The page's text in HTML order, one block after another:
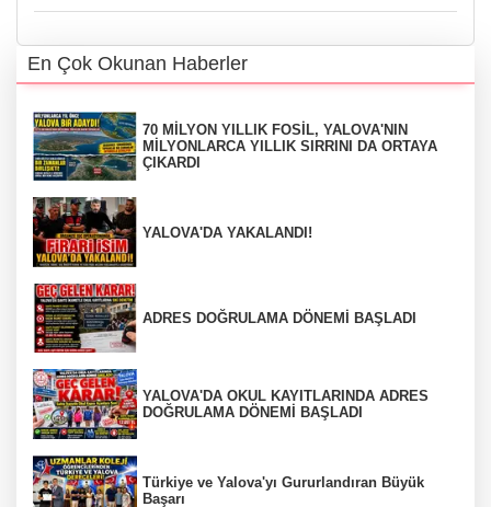
En Çok Okunan Haberler
70 MİLYON YILLIK FOSİL, YALOVA'NIN
MİLYONLARCA YILLIK SIRRINI DA ORTAYA
ÇIKARDI
YALOVA'DA YAKALANDI!
ADRES DOĞRULAMA DÖNEMİ BAŞLADI
YALOVA'DA OKUL KAYITLARINDA ADRES
DOĞRULAMA DÖNEMİ BAŞLADI
Türkiye ve Yalova'yı Gururlandıran Büyük
Başarı